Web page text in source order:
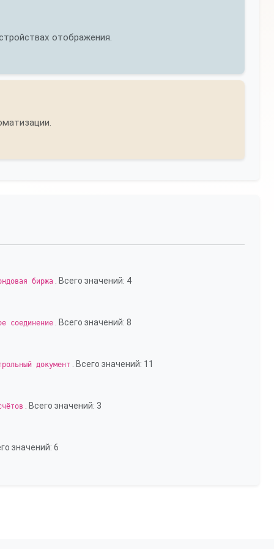
отображения.
биржа . Всего значений: 4
соединение . Всего значений: 8
документ . Всего значений: 11
. Всего значений: 3
значений: 6